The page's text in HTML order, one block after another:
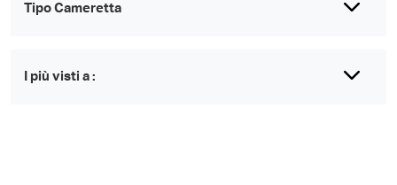
Tipo Cameretta
I più visti a :